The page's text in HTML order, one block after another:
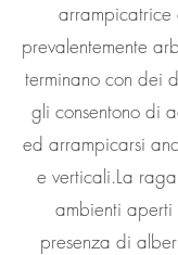
arrampicatrice
prevalentemente
terminano con dei
gli consentono di
ed arrampicarsi
e verticali.La
ambienti aperti
presenza di